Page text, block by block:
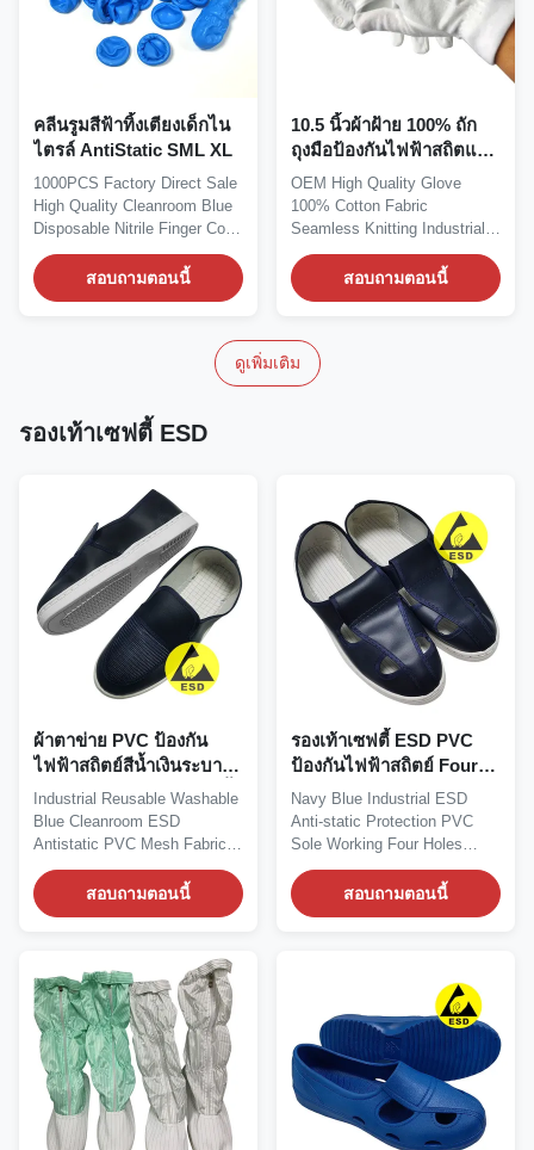
คลีนรูมสีฟ้าทิ้งเตียงเด็กไน
ไตรล์ AntiStatic SML XL
1000PCS Factory Direct Sale
High Quality Cleanroom Blue
Disposable Nitrile Finger Cots
Products...
สอบถามตอนนี้
10.5 นิ้วผ้าฝ้าย 100% ถัก
ถุงมือป้องกันไฟฟ้าสถิตแบบ
ไม่มีรอยต่อ
OEM High Quality Glove
100% Cotton Fabric
Seamless Knitting Industrial
Working Gloves Product...
สอบถามตอนนี้
ดูเพิ่มเติม
รองเท้าเซฟตี้ ESD
ผ้าตาข่าย PVC ป้องกัน
ไฟฟ้าสถิตย์สีน้ำเงินระบาย
อากาศ ESD รองเท้าเซฟตี้
ล้างทำความสะอาดได้
Industrial Reusable Washable
Blue Cleanroom ESD
Antistatic PVC Mesh Fabric
Breathable Shoes...
สอบถามตอนนี้
รองเท้าเซฟตี้ ESD PVC
ป้องกันไฟฟ้าสถิตย์ Four
Holes Navy Blue
Navy Blue Industrial ESD
Anti-static Protection PVC
Sole Working Four Holes
Shoes Features: 1,...
สอบถามตอนนี้